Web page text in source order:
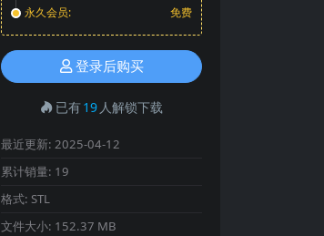
永久会员:
免费
登录后购买
已有19 人解锁下载
最近更新: 2025-04-12
累计销量: 19
格式: STL
文件大小: 152.37 MB